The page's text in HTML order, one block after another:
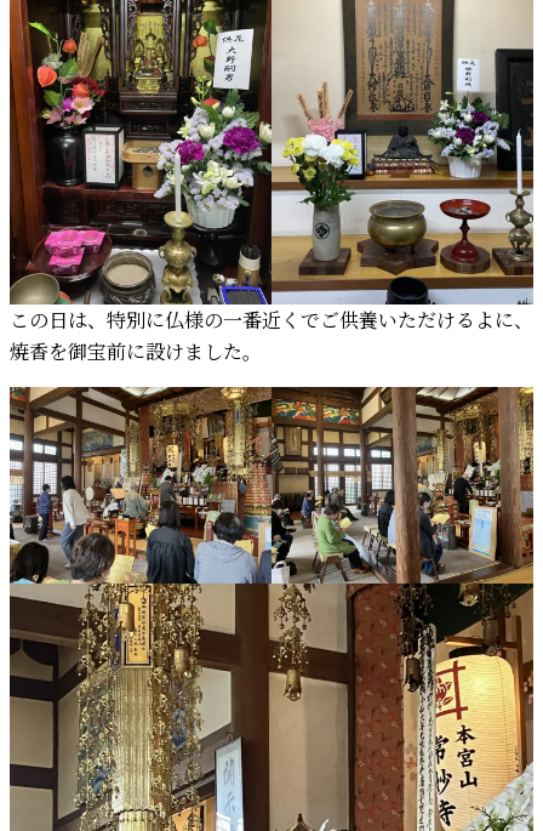
この日は、特別に仏様の一番近くでご供養いただけるよに、
焼香を御宝前に設けました。